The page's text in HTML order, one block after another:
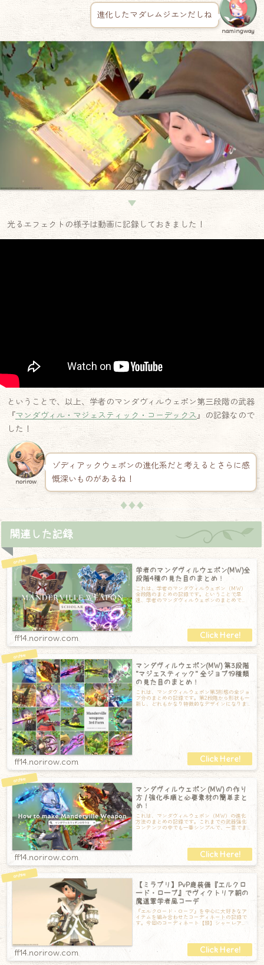
進化したマダレムジエンだしね
namingway
▼
光るエフェクトの様子は動画に記録しておきました！
ということで、以上、学者のマンダヴィルウェポン第三段階の武器
『マンダヴィル・マジェスティック・コーデックス』の記録なので
した！
norirow
ゾディアックウェポンの進化系だと考えるとさらに感
慨深いものがあるね！
♦♦♦
関連した記録
学者のマンダヴィルウェポン(MW)全
段階4種の見た目のまとめ！
これは、学者のマンダヴィルウェポン（MW）
全段階のまとめの記録です。ということで早
速、学者のマンダヴィルウェポンのまとめで
す！第一段階：マンダヴィル第一形態の『マン
ff14.norirow.com
マンダヴィルウェポン(MW) 第3段階
"マジェスティック" 全ジョブ19種類
の見た目のまとめ！
これは、マンダヴィルウェポン第3形態の全ジョ
ブ分のまとめの記録です。第2段階から形状も一
新し、どれもかなり特徴的なデザインになりま
ff14.norirow.com
マンダヴィルウェポン (MW) の作り
方 / 強化手順と必要素材の簡単まと
め！
これは、マンダヴィルウェポン（MW）の進化
方法のまとめの記録です。これまでの武器強化
コンテンツの中でも一番シンプルで、一言でま
ff14.norirow.com
【ミラプリ】PvP鹿装備『エルクロ
ード・ローブ』でヴィクトリア朝の
魔道軍学者風コーデ
『エルクロード・ローブ』を中心に大好きなア
イテムを組み合わせたコーディネートの記録で
す。今回のコーディネート【頭】シャーレア
ff14.norirow.com